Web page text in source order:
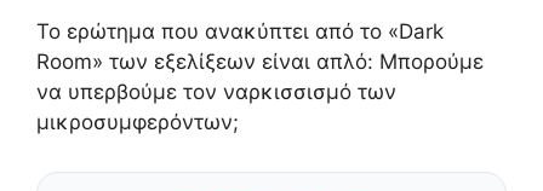
Το ερώτημα που ανακύπτει από το «Dark
Room» των εξελίξεων είναι απλό: Μπορούμε
να υπερβούμε τον ναρκισσισμό των
μικροσυμφερόντων;